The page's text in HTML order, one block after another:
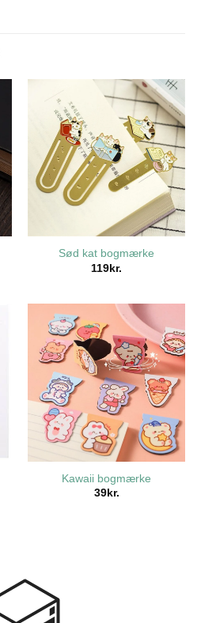
Sød kat bogmærke
119kr.
Kawaii bogmærke
39kr.